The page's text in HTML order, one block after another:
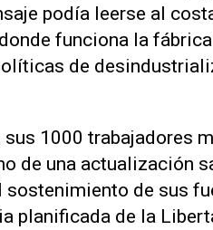
podía leerse al
funciona la
de
sus 1000 trabajadores
de una actualización
sostenimiento de sus
planificada de la